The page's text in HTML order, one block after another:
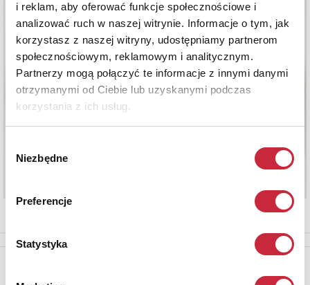
i reklam, aby oferować funkcje społecznościowe i
analizować ruch w naszej witrynie. Informacje o tym, jak
korzystasz z naszej witryny, udostępniamy partnerom
społecznościowym, reklamowym i analitycznym.
Partnerzy mogą połączyć te informacje z innymi danymi
otrzymanymi od Ciebie lub uzyskanymi podczas
korzystania z ich usług.
zgody
Niezbędne
Preferencje
Statystyka